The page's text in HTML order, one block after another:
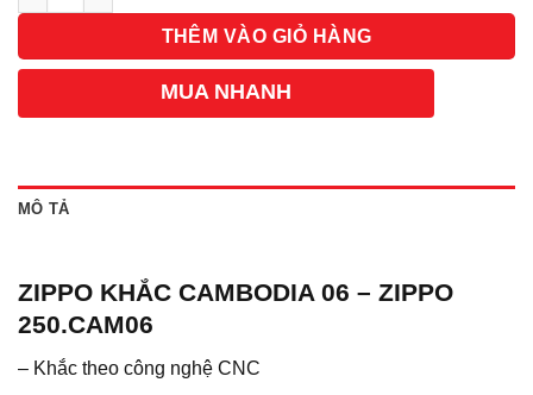
THÊM VÀO GIỎ HÀNG
MUA NHANH
MÔ TẢ
ZIPPO KHẮC CAMBODIA 06 – ZIPPO
250.CAM06
– Khắc theo công nghệ CNC